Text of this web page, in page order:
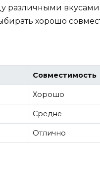
различными
хорошо
Совместимость
Хорошо
Средне
Отлично